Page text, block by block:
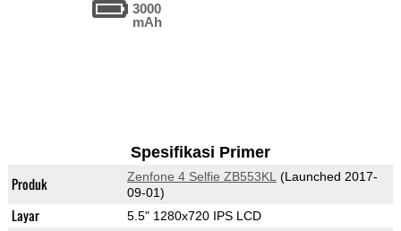
3000
mAh
Spesifikasi Primer
Produk Zenfone 4 Selfie ZB553KL (Launched 2017-
09-01)
Layar 5.5" 1280x720 IPS LCD